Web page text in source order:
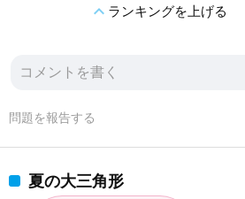
expand_lessランキングを上げる
問題を報告する
夏の大三角形